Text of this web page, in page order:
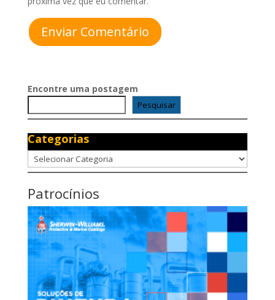
Enviar Comentário
Encontre uma postagem
Pesquisar
Categorias
Categorias
Patrocínios